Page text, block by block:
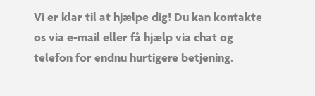
Vi er klar til at hjælpe dig! Du kan kontakte
os via e-mail eller få hjælp via chat og
telefon for endnu hurtigere betjening.